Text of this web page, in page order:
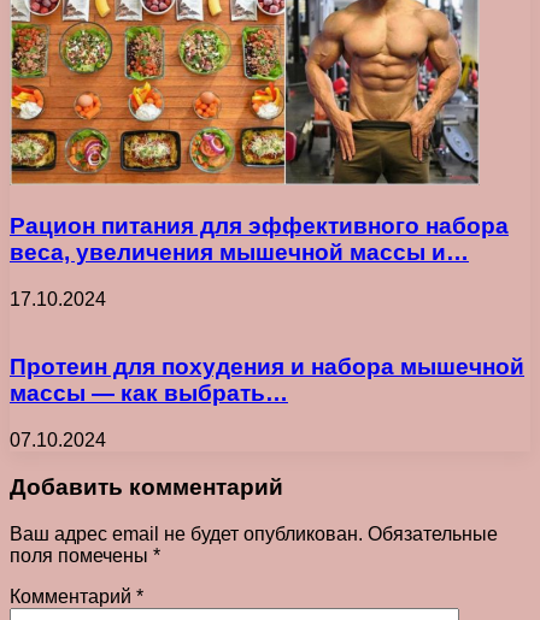
Рацион питания для эффективного набора
веса, увеличения мышечной массы и…
17.10.2024
Протеин для похудения и набора мышечной
массы — как выбрать…
07.10.2024
Добавить комментарий
Ваш адрес email не будет опубликован. Обязательные
поля помечены *
Комментарий *